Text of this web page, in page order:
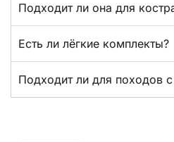
Подходит ли она для
Есть ли лёгкие комплекты?
Подходит ли для походов